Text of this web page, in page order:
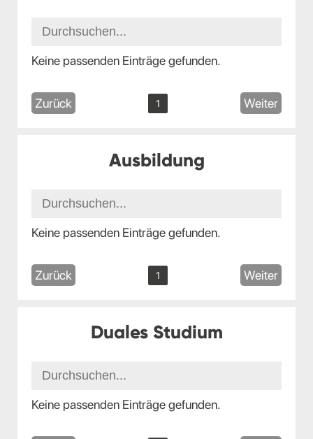
Keine passenden Einträge gefunden.
Zurück 1 Weiter
Ausbildung
Keine passenden Einträge gefunden.
Zurück 1 Weiter
Duales Studium
Keine passenden Einträge gefunden.